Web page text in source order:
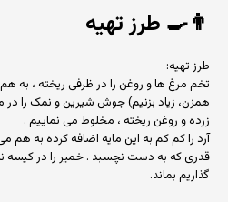
👨‍🍳 طرز تهیه
طرز تهیه:
تخم مرغ ها و روغن را در ظرفی ریخته ، به هم
همزن، زیاد بزنیم) جوش شیرین و نمک را
زرده و روغن ریخته ، مخلوط می نماییم .
آرد را کم کم به این مایه اضافه کرده به
قدری که به دست نچسبد . خمیر را در کیسه
گذاریم بماند.